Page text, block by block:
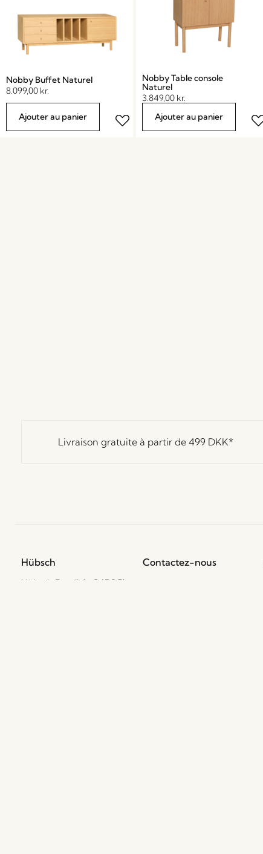
Nobby Buffet Naturel
8.099,00 kr.
Ajouter au panier
Nobby Table console
Naturel
3.849,00 kr.
Ajouter au panier
Livraison gratuite à partir de 499 DKK*
Hübsch
Hübsch Retail ApS (B2C)
Contactez-nous